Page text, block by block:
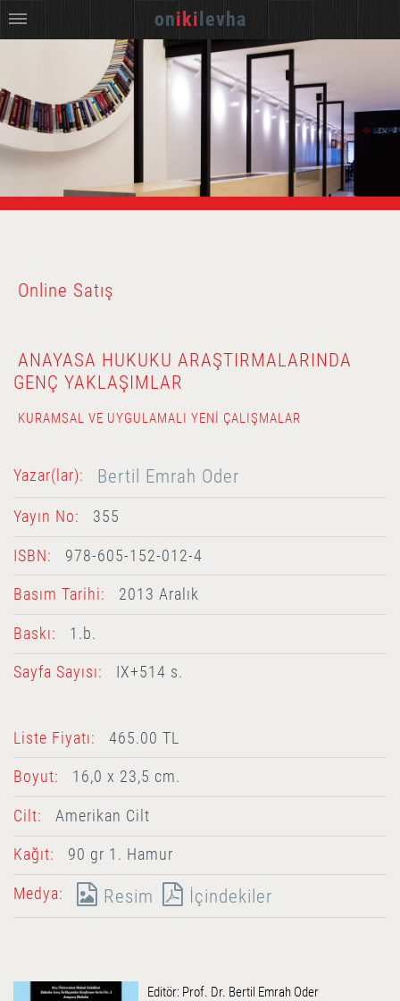
Online Satış
ANAYASA HUKUKU ARAŞTIRMALARINDA
GENÇ YAKLAŞIMLAR
KURAMSAL VE UYGULAMALI YENI ÇALIŞMALAR
Yazar(lar): Bertil Emrah Oder
Yayın No: 355
ISBN: 978-605-152-012-4
Basım Tarihi: 2013 Aralık
Baskı: 1.b.
Sayfa Sayısı: IX+514 s.
Liste Fiyatı: 465.00 TL
Boyut: 16,0 x 23,5 cm.
Cilt: Amerikan Cilt
Kağıt: 90 gr 1. Hamur
Medya: Resim İçindekiler
Editör: Prof. Dr. Bertil Emrah Oder
oniki levha